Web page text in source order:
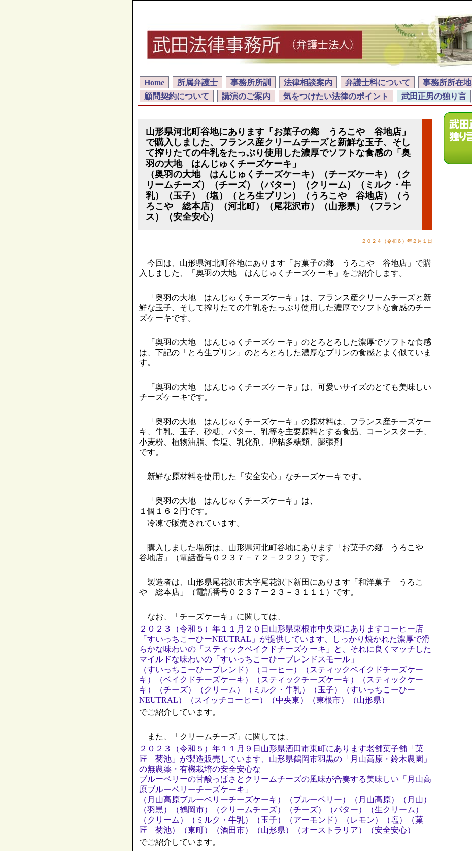
Home 所属弁護士 事務所所訓 法律相談案内 弁護士料について 事務所所在地
顧問契約について
講演のご案内 気をつけたい法律のポイント 武田正男の独り言
山形県河北町谷地にあります「お菓子の鄕 うろこや 谷地店」
で購入しました、フランス産クリームチーズと新鮮な玉子、そし
て搾りたての牛乳をたっぷり使用した濃厚でソフトな食感の「奥
羽の大地 はんじゅくチーズケーキ」
（奥羽の大地 はんじゅくチーズケーキ）（チーズケーキ）（ク
リームチーズ）（チーズ）（バター）（クリーム）（ミルク・牛
乳）（玉子）（塩）（とろ生プリン）（うろこや 谷地店）（う
ろこや 総本店）（河北町）（尾花沢市）（山形県）（フラン
ス）（安全安心）
２０２４（令和６）年２月１日
今回は、山形県河北町谷地にあります「お菓子の鄕 うろこや 谷地店」で購
入しました、「奥羽の大地 はんじゅくチーズケーキ」をご紹介します。
「奥羽の大地 はんじゅくチーズケーキ」は、フランス産クリームチーズと新
鮮な玉子、そして搾りたての牛乳をたっぷり使用した濃厚でソフトな食感のチー
ズケーキです。
「奥羽の大地 はんじゅくチーズケーキ」のとろとろした濃厚でソフトな食感
は、下記の「とろ生プリン」のとろとろした濃厚なプリンの食感とよく似ていま
す。
「奥羽の大地 はんじゅくチーズケーキ」は、可愛いサイズのとても美味しい
チーズケーキです。
「奥羽の大地 はんじゅくチーズケーキ」の原材料は、フランス産チーズケー
キ、牛乳、玉子、砂糖、バター、乳等を主要原料とする食品、コーンスターチ、
小麦粉、植物油脂、食塩、乳化剤、増粘多糖類、膨張剤
です。
新鮮な原材料を使用した「安全安心」なチーズケーキです。
「奥羽の大地 はんじゅくチーズケーキ」は、
１個１６２円です。
冷凍で販売されています。
購入しました場所は、山形県河北町谷地にあります「お菓子の鄕 うろこや
谷地店」（電話番号０２３７－７２－２２２）です。
製造者は、山形県尾花沢市大字尾花沢下新田にあります「和洋菓子 うろこ
や 総本店」（電話番号０２３７ー２３－３１１１）です。
なお、「チーズケーキ」に関しては、
２０２３（令和５）年１１月２０日山形県東根市中央東にありますコーヒー店
「すいっちこーひーNEUTRAL」が提供しています、しっかり焼かれた濃厚で滑
らかな味わいの「スティックベイクドチーズケーキ」と、それに良くマッチした
マイルドな味わいの「すいっちこーひーブレンドスモール」
（すいっちこーひーブレンド）（コーヒー）（スティックベイクドチーズケー
キ）（ベイクドチーズケーキ）（スティックチーズケーキ）（スティックケー
キ）（チーズ）（クリーム）（ミルク・牛乳）（玉子）（すいっちこーひー
NEUTRAL）（スイッチコーヒー）（中央東）（東根市）（山形県）
でご紹介しています。
また、「クリームチーズ」に関しては、
２０２３（令和５）年１１月９日山形県酒田市東町にあります老舗菓子舗「菓
匠 菊池」が製造販売しています、山形県鶴岡市羽黒の「月山高原・鈴木農園」
の無農薬・有機栽培の安全安心な
ブルーベリーの甘酸っぱさとクリームチーズの風味が合奏する美味しい「月山高
原ブルーベリーチーズケーキ」
（月山高原ブルーベリーチーズケーキ）（ブルーベリー）（月山高原）（月山）
（羽黒）（鶴岡市）（クリームチーズ）（チーズ）（バター）（生クリーム）
（クリーム）（ミルク・牛乳）（玉子）（アーモンド）（レモン）（塩）（菓
匠 菊池）（東町）（酒田市）（山形県）（オーストラリア）（安全安心）
でご紹介しています。